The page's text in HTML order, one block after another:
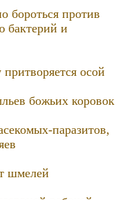
бороться против
бактерий и
осой
божьих коровок
паразитов,
шмелей